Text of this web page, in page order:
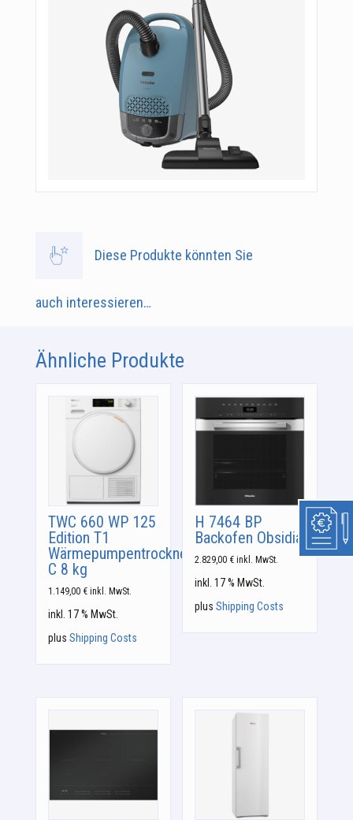
Diese Produkte könnten Sie
auch interessieren…
Ähnliche Produkte
TWC 660 WP 125
Edition T1
Wärmepumpentrockner:
C 8 kg
1.149,00 € inkl. MwSt.
inkl. 17 % MwSt.
plus Shipping Costs
H 7464 BP
Backofen
2.829,00 € inkl. MwSt.
inkl. 17 % MwSt.
plusShipping Costs